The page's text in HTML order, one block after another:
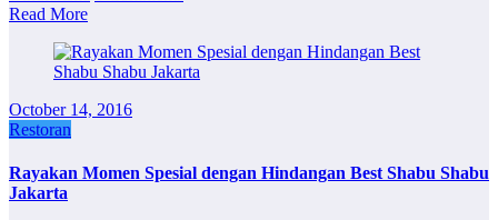
Read More
October 14, 2016
Restoran
Rayakan Momen Spesial dengan Hindangan Best Shabu Shabu
Jakarta